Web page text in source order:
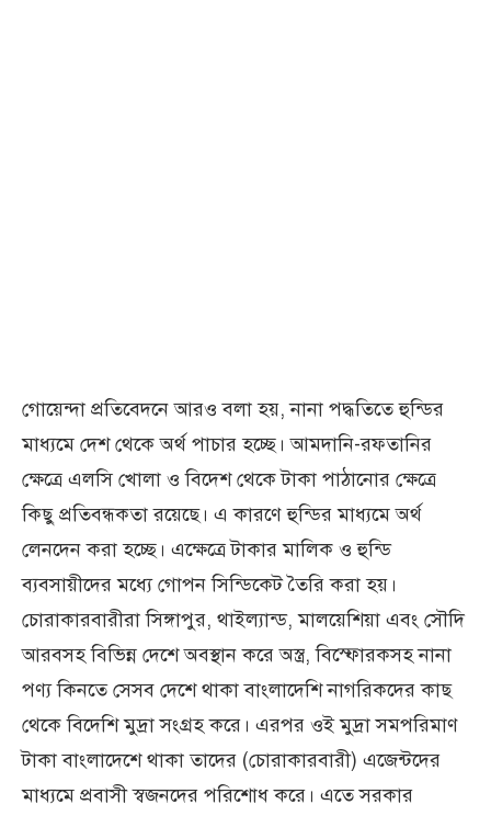
গোয়েন্দা প্রতিবেদনে আরও বলা হয়, নানা পদ্ধতিতে হুন্ডির
মাধ্যমে দেশ থেকে অর্থ পাচার হচ্ছে। আমদানি-রফতানির
ক্ষেত্রে এলসি খোলা ও বিদেশ থেকে টাকা পাঠানোর ক্ষেত্রে
কিছু প্রতিবন্ধকতা রয়েছে। এ কারণে হুন্ডির মাধ্যমে অর্থ
লেনদেন করা হচ্ছে। এক্ষেত্রে টাকার মালিক ও হুন্ডি
ব্যবসায়ীদের মধ্যে গোপন সিন্ডিকেট তৈরি করা হয়।
চোরাকারবারীরা সিঙ্গাপুর, থাইল্যান্ড, মালয়েশিয়া এবং সৌদি
আরবসহ বিভিন্ন দেশে অবস্থান করে অস্ত্র, বিস্ফোরকসহ নানা
পণ্য কিনতে সেসব দেশে থাকা বাংলাদেশি নাগরিকদের কাছ
থেকে বিদেশি মুদ্রা সংগ্রহ করে। এরপর ওই মুদ্রা সমপরিমাণ
টাকা বাংলাদেশে থাকা তাদের (চোরাকারবারী) এজেন্টদের
মাধ্যমে প্রবাসী স্বজনদের পরিশোধ করে। এতে সরকার